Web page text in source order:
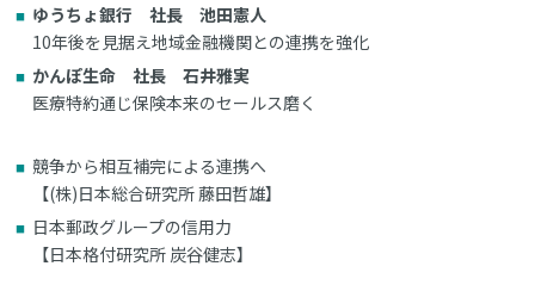
ゆうちょ銀行 社長 池田憲人
10年後を見据え地域金融機関との連携を強化
かんぽ生命 社長 石井雅実
医療特約通じ保険本来のセールス磨く
競争から相互補完による連携へ
【(株)日本総合研究所 藤田哲雄】
日本郵政グループの信用力
【日本格付研究所 炭谷健志】